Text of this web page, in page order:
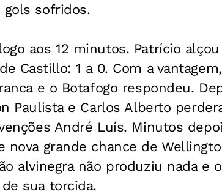
gols sofridos.
aos 12 minutos. Patrício
Castillo: 1 a 0. Com a
e o Botafogo respondeu.
Paulista e Carlos Alberto
André Luís. Minutos
nova grande chance de
alvinegra não produziu nada e
sua torcida.